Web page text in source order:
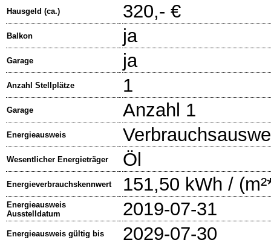
Hausgeld (ca.) 320,- €
Balkon ja
Garage ja
Anzahl Stellplätze 1
Garage Anzahl 1
Energieausweis
Wesentlicher Energieträger Öl
Energieverbrauchskennwert 151,50 kWh /
Energieausweis
Ausstelldatum
2019-07-31
Energieausweis gültig bis 2029-07-30